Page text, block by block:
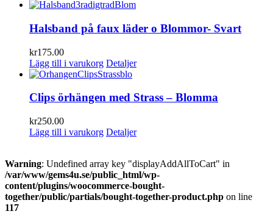
Halsband på faux läder o Blommor- Svart
kr175.00
Lägg till i varukorg Detaljer
Clips örhängen med Strass – Blomma
kr250.00
Lägg till i varukorg Detaljer
Warning: Undefined array key "displayAddAllToCart" in
/var/www/gems4u.se/public_html/wp-
content/plugins/woocommerce-bought-
together/public/partials/bought-together-product.php on line
117